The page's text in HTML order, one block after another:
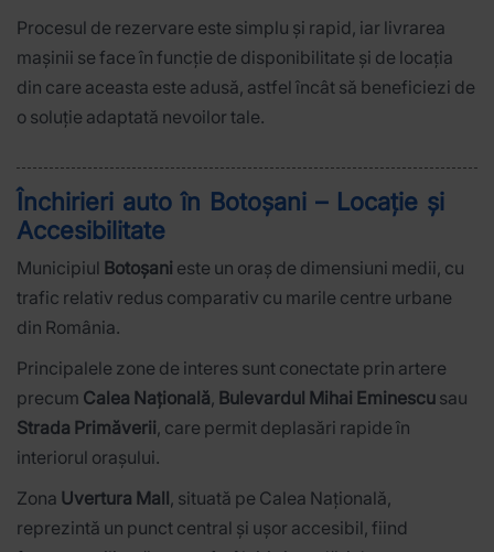
Procesul de rezervare este simplu și rapid, iar livrarea
mașinii se face în funcție de disponibilitate și de locația
din care aceasta este adusă, astfel încât să beneficiezi de
o soluție adaptată nevoilor tale.
Închirieri auto în Botoșani – Locație și
Accesibilitate
Municipiul Botoșani este un oraș de dimensiuni medii, cu
trafic relativ redus comparativ cu marile centre urbane
din România.
Principalele zone de interes sunt conectate prin artere
precum Calea Națională, Bulevardul Mihai Eminescu sau
Strada Primăverii, care permit deplasări rapide în
interiorul orașului.
Zona Uvertura Mall, situată pe Calea Națională,
reprezintă un punct central și ușor accesibil, fiind